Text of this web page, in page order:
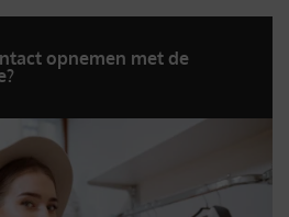
opnemen met de